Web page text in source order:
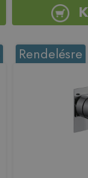
Rendelésre